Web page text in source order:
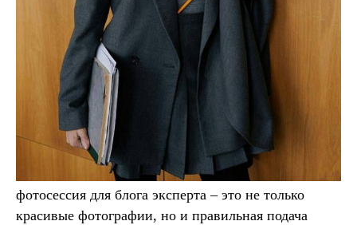
фотосессия для блога эксперта – это не только
красивые фотографии, но и правильная подача